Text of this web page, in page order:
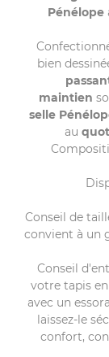
Pénélope
bien
maintien
selle
au
Conseil de
convient à un
Conseil
votre tapis
avec un
laissez-le
confort,